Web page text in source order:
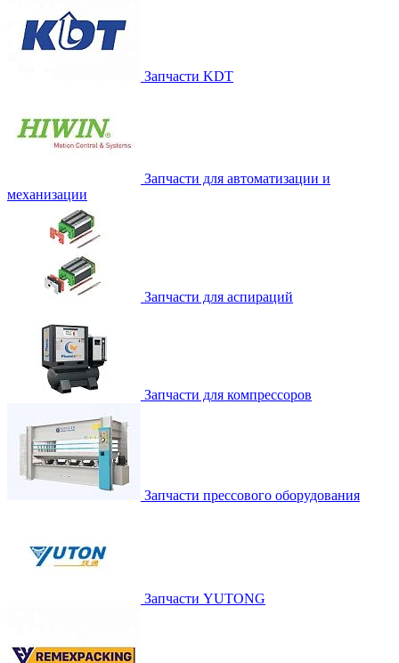
Запчасти KDT
Запчасти для автоматизации и
механизации
Запчасти для аспираций
Запчасти для компрессоров
Запчасти прессового оборудования
Запчасти YUTONG